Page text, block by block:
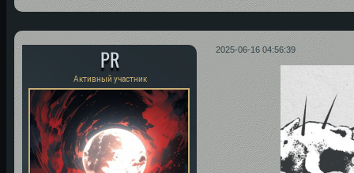
2025-06-16 04:56:39
PR
Активный участник